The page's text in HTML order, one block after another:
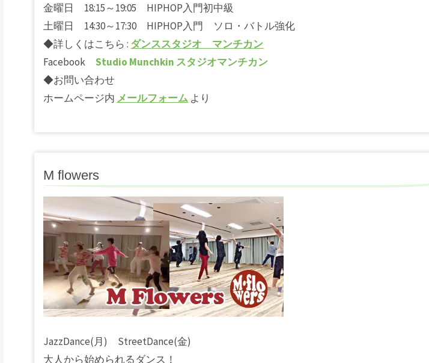
金曜日 18:15～19:05 HIPHOP入門初中級
土曜日 14:30～17:30 HIPHOP入門 ソロ・バトル強化
◆詳しくはこちら : ダンススタジオ マンチカン
FacebookStudio Munchkin スタジオマンチカン
◆お問い合わせ
ホームページ内 メールフォーム より
M flowers
JazzDance(月) StreetDance(金)
大人から始められるダンス！